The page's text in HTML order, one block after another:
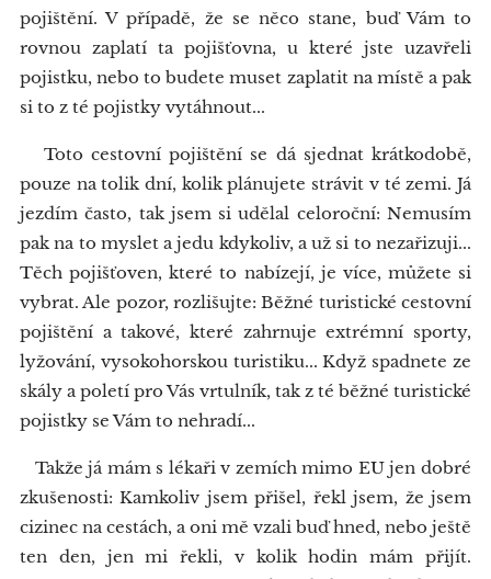
pojištění. V případě, že se něco stane, buď Vám to
rovnou zaplatí ta pojišťovna, u které jste uzavřeli
pojistku, nebo to budete muset zaplatit na místě a pak
si to z té pojistky vytáhnout...
Toto cestovní pojištění se dá sjednat krátkodobě,
pouze na tolik dní, kolik plánujete strávit v té zemi. Já
jezdím často, tak jsem si udělal celoroční: Nemusím
pak na to myslet a jedu kdykoliv, a už si to nezařizuji...
Těch pojišťoven, které to nabízejí, je více, můžete si
vybrat. Ale pozor, rozlišujte: Běžné turistické cestovní
pojištění a takové, které zahrnuje extrémní sporty,
lyžování, vysokohorskou turistiku... Když spadnete ze
skály a poletí pro Vás vrtulník, tak z té běžné turistické
pojistky se Vám to nehradí...
Takže já mám s lékaři v zemích mimo EU jen dobré
zkušenosti: Kamkoliv jsem přišel, řekl jsem, že jsem
cizinec na cestách, a oni mě vzali buď hned, nebo ještě
ten den, jen mi řekli, v kolik hodin mám přijít.